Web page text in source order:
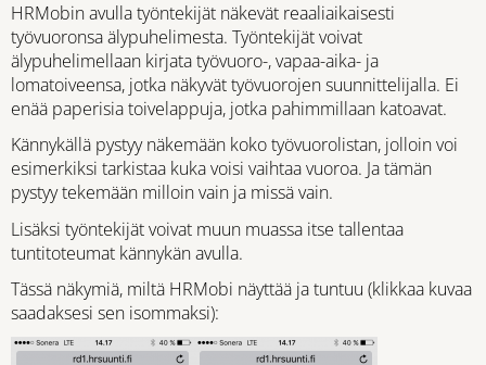
HRMobin avulla työntekijät näkevät reaaliaikaisesti
työvuoronsa älypuhelimesta. Työntekijät voivat
älypuhelimellaan kirjata työvuoro-, vapaa-aika- ja
lomatoiveensa, jotka näkyvät työvuorojen suunnittelijalla. Ei
enää paperisia toivelappuja, jotka pahimmillaan katoavat.
Kännykällä pystyy näkemään koko työvuorolistan, jolloin voi
esimerkiksi tarkistaa kuka voisi vaihtaa vuoroa. Ja tämän
pystyy tekemään milloin vain ja missä vain.
Lisäksi työntekijät voivat muun muassa itse tallentaa
tuntitoteumat kännykän avulla.
Tässä näkymiä, miltä HRMobi näyttää ja tuntuu (klikkaa kuvaa
saadaksesi sen isommaksi):